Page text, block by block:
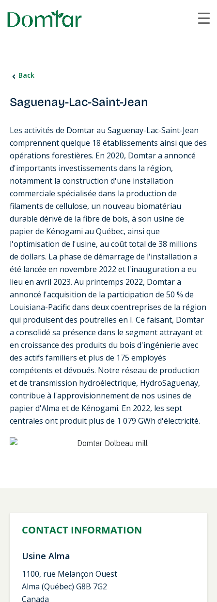
Back
Saguenay-Lac-Saint-Jean
Les activités de Domtar au Saguenay-Lac-Saint-Jean
comprennent quelque 18 établissements ainsi que des
opérations forestières. En 2020, Domtar a annoncé
d'importants investissements dans la région,
notamment la construction d'une installation
commerciale spécialisée dans la production de
filaments de cellulose, un nouveau biomatériau
durable dérivé de la fibre de bois, à son usine de
papier de Kénogami au Québec, ainsi que
l'optimisation de l'usine, au coût total de 38 millions
de dollars. La phase de démarrage de l'installation a
été lancée en novembre 2022 et l'inauguration a eu
lieu en avril 2023. Au printemps 2022, Domtar a
annoncé l'acquisition de la participation de 50 % de
Louisiana-Pacific dans deux coentreprises de la région
qui produisent des poutrelles en I. Ce faisant, Domtar
a consolidé sa présence dans le segment attrayant et
en croissance des produits du bois d'ingénierie avec
des actifs familiers et plus de 175 employés
compétents et dévoués. Notre réseau de production
et de transmission hydroélectrique, HydroSaguenay,
contribue à l'approvisionnement de nos usines de
papier d'Alma et de Kénogami. En 2022, les sept
centrales ont produit plus de 1 079 GWh d'électricité.
CONTACT INFORMATION
Usine Alma
1100, rue Melançon Ouest
Alma (Québec) G8B 7G2
Canada